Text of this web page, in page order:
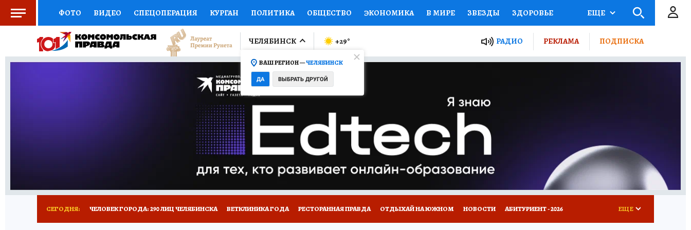
ФОТО ВИДЕО СПЕЦОПЕРАЦИЯ КУРГАН ПОЛИТИКА ОБЩЕСТВО ЭКОНОМИКА В МИРЕ ЗВЕЗДЫ ЗДОРОВЬЕ
СОЦПОДДЕРЖКА НАУКА СПОРТ КОЛУМНИСТЫ ПРОИСШЕСТВИЯ НАЦИОНАЛЬНЫЕ ПРОЕКТЫ РОССИИ
ВЫБОР ЭКСПЕРТОВ ДОКТОР ФИНАНСЫ ОТКРЫВАЕМ МИР Я ЗНАЮ СЕМЬЯ ЖЕНСКИЕ СЕКРЕТЫ ПУТЕВОДИТЕЛЬ
ПРОГНОЗЫ НА СПОРТ ПРОМОКОДЫ СЕРИАЛЫ
ТЕЛЕВИЗОР КОЛЛЕКЦИИ КОНКУРСЫ ГИД ПОТРЕБИТЕЛЯ
НОВОЕ НА САЙТЕ
ЕЩЕ
ЧЕЛЯБИНСК
ВАШ РЕГИОН —ЧЕЛЯБИНСК
ДА ВЫБРАТЬ ДРУГОЙ
+29° РАДИО РЕКЛАМА ПОДПИСКА
СЕГОДНЯ: ЧЕЛОВЕК ГОРОДА: 290 ЛИЦ ЧЕЛЯБИНСКА ВЕТКЛИНИКА ГОДА РЕСТОРАННАЯ ПРАВДА ОТДЫХАЙ НА ЮЖНОМ НОВОСТИ АБИТУРИЕНТ - 2026 ЕЩЕ